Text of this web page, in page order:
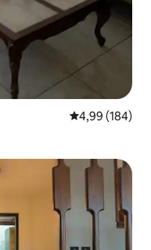
Průměrné
4,99 (184)